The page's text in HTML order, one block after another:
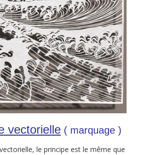
vectorielle( marquage )
le principe est le même que